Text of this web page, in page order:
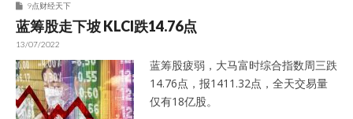
9点财经天下
蓝筹股走下坡 KLCI跌14.76点
13/07/2022
蓝筹股疲弱，大马富时综合指数周三跌
14.76点，报1411.32点，全天交易量
仅有18亿股。